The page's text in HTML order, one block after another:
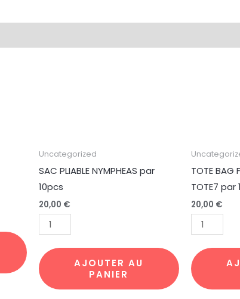
Uncategorized
SAC PLIABLE NYMPHEAS par
10pcs
20,00 €
quantité
de
SAC
PLIABLE
NYMPHEAS
par
10pcs
AJOUTER AU
PANIER
TOTE BAG
TOTE7 par
20,00 €
quantité
de
TOTE
BAG
FLEUR
JAPONAIS
TOTE7
par
10pcs